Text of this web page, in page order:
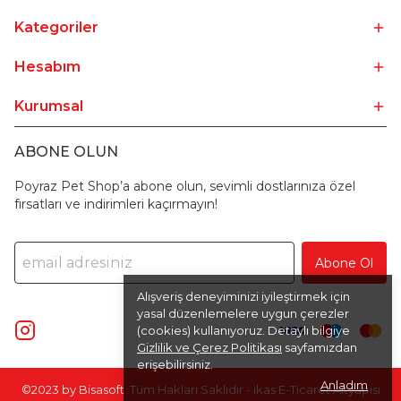
Alışveriş deneyiminizi iyileştirmek için
yasal düzenlemelere uygun çerezler
(cookies) kullanıyoruz. Detaylı bilgiye
Gizlilik ve Çerez Politikası sayfamızdan
erişebilirsiniz.
Anladım
Kategoriler
Hesabım
Kurumsal
ABONE OLUN
Poyraz Pet Shop’a abone olun, sevimli dostlarınıza özel
fırsatları ve indirimleri kaçırmayın!
Abone Ol
©2023 by Bisasoft . Tüm Hakları Saklıdır - ikas E-TicaretAltyapısı